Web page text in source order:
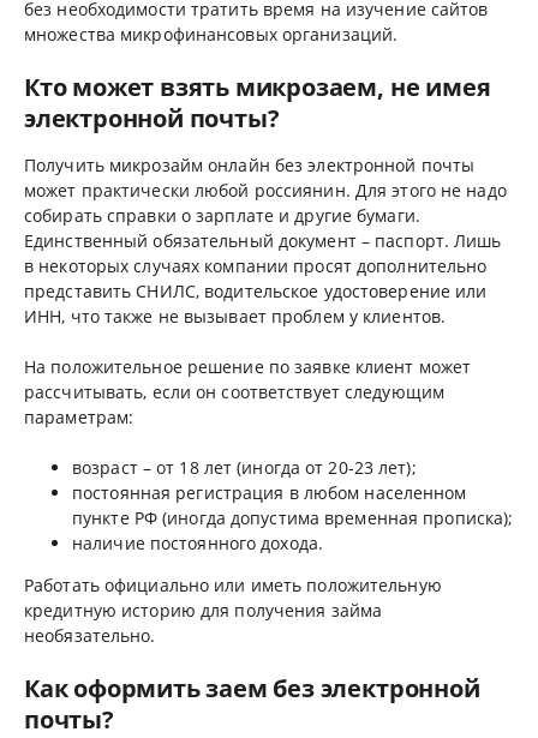
без необходимости тратить время на изучение сайтов
множества микрофинансовых организаций.
Кто может взять микрозаем, не имея
электронной почты?
Получить микрозайм онлайн без электронной почты
может практически любой россиянин. Для этого не надо
собирать справки о зарплате и другие бумаги.
Единственный обязательный документ – паспорт. Лишь
в некоторых случаях компании просят дополнительно
представить СНИЛС, водительское удостоверение или
ИНН, что также не вызывает проблем у клиентов.
На положительное решение по заявке клиент может
рассчитывать, если он соответствует следующим
параметрам:
возраст – от 18 лет (иногда от 20-23 лет);
постоянная регистрация в любом населенном
пункте РФ (иногда допустима временная прописка);
наличие постоянного дохода.
Работать официально или иметь положительную
кредитную историю для получения займа
необязательно.
Как оформить заем без электронной
почты?